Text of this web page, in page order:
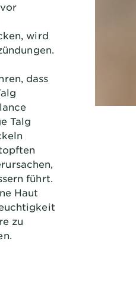
wird
dass
Talg
führt.
Haut
zu